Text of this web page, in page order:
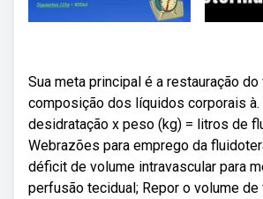
Sua meta principal é a restauração
composição dos líquidos corporais à.
desidratação x peso (kg) = litros de
Webrazões para emprego da
déficit de volume intravascular para
perfusão tecidual; Repor o volume